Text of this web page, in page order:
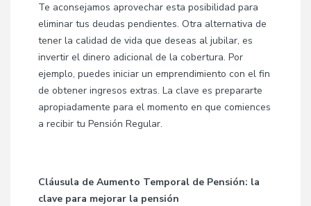
Te aconsejamos aprovechar esta posibilidad para
eliminar tus deudas pendientes. Otra alternativa de
tener la calidad de vida que deseas al jubilar, es
invertir el dinero adicional de la cobertura. Por
ejemplo, puedes iniciar un emprendimiento con el fin
de obtener ingresos extras. La clave es prepararte
apropiadamente para el momento en que comiences
a recibir tu Pensión Regular.
Cláusula de Aumento Temporal de Pensión: la
clave para mejorar la pensión